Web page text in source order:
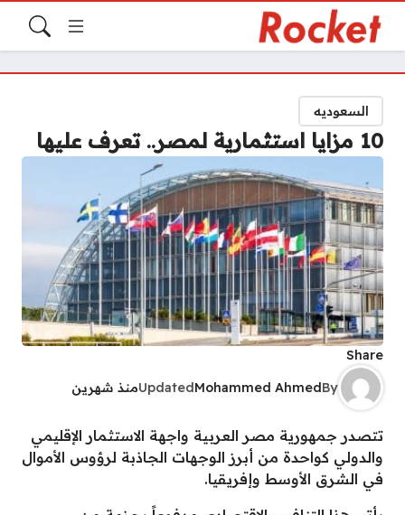
السعوديه
10 مزايا استثمارية لمصر.. تعرف عليها
Share
By
Mohammed Ahmed
Updatedمنذ شهرين
تتصدر جمهورية مصر العربية واجهة الاستثمار الإقليمي
والدولي كواحدة من أبرز الوجهات الجاذبة لرؤوس الأموال
في الشرق الأوسط وإفريقيا.